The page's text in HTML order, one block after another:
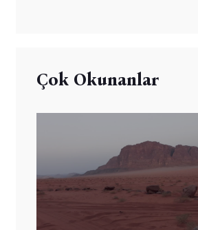
Çok Okunanlar